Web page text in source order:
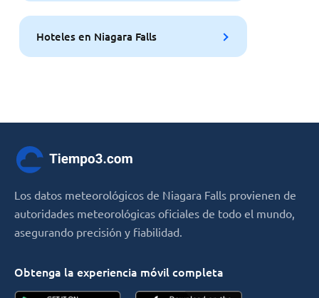
Hoteles en Niagara Falls
Los datos meteorológicos de Niagara Falls provienen de
autoridades meteorológicas oficiales de todo el mundo,
asegurando precisión y fiabilidad.
Obtenga la experiencia móvil completa